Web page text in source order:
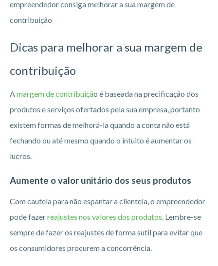
empreendedor consiga melhorar a sua margem de
contribuição
Dicas para melhorar a sua margem de
contribuição
Amargem de contribuição é baseada na precificação dos
produtos e serviços ofertados pela sua empresa, portanto
existem formas de melhorá-la quando a conta não está
fechando ou até mesmo quando o intuito é aumentar os
lucros.
Aumente o valor unitário dos seus produtos
Com cautela para não espantar a clientela, o empreendedor
pode fazerreajustes nos valores dos produtos. Lembre-se
sempre de fazer os reajustes de forma sutil para evitar que
os consumidores procurem a concorrência.